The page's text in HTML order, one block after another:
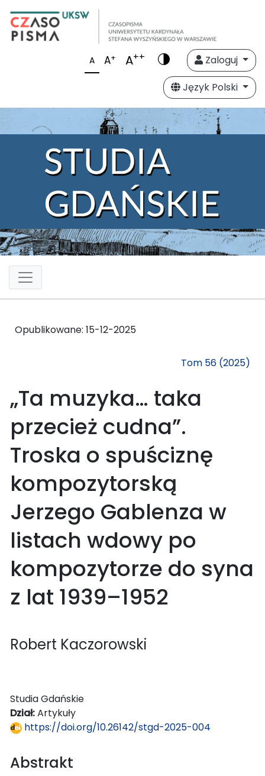
A A+ A++
Zaloguj
Język Polski
Opublikowane: 15-12-2025
Tom 56 (2025)
„Ta muzyka… taka
przecież cudna”.
Troska o spuściznę
kompozytorską
Jerzego Gablenza w
listach wdowy po
kompozytorze do syna
z lat 1939–1952
Robert Kaczorowski
Studia Gdańskie
Dział:Artykuły
https://doi.org/10.26142/stgd-2025-004
Abstrakt